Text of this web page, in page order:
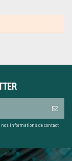
nos informations de contact